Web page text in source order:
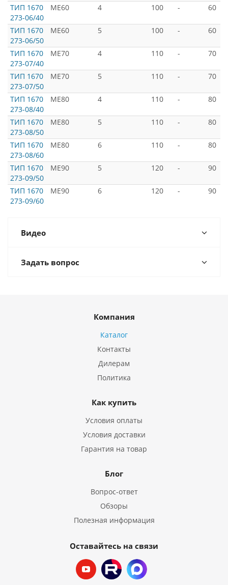
ТИП 1670
273-06/40
ME60 4 100 - 60
ТИП 1670
273-06/50
ME60 5 100 - 60
ТИП 1670
273-07/40
ME70 4 110 - 70
ТИП 1670
273-07/50
ME70 5 110 - 70
ТИП 1670
273-08/40
ME80 4 110 - 80
ТИП 1670
273-08/50
ME80 5 110 - 80
ТИП 1670
273-08/60
ME80 6 110 - 80
ТИП 1670
273-09/50
ME90 5 120 - 90
ТИП 1670
273-09/60
ME90 6 120 - 90
Видео
Задать вопрос
Компания
Каталог
Контакты
Дилерам
Политика
Как купить
Условия оплаты
Условия доставки
Гарантия на товар
Блог
Вопрос-ответ
Обзоры
Полезная информация
Оставайтесь на связи